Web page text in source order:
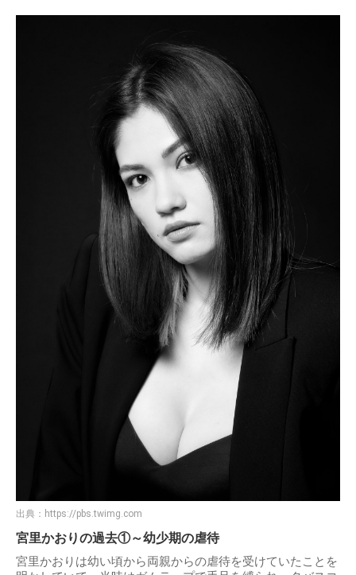
出典： https://pbs.twimg.com
宮里かおりの過去①～幼少期の虐待
宮里かおりは幼い頃から両親からの虐待を受けていたことを